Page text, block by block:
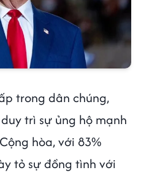
trong dân chúng,
trì sự ủng hộ mạnh
hòa, với 83%
tỏ sự đồng tình với